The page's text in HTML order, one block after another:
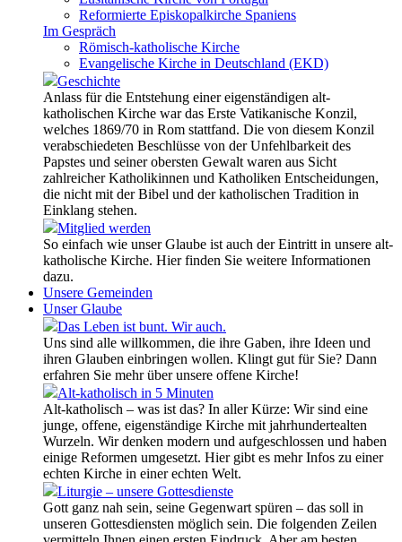
Reformierte Episkopalkirche Spaniens
Im Gespräch
Römisch-katholische Kirche
Evangelische Kirche in Deutschland (EKD)
Geschichte
Anlass für die Entstehung einer eigenständigen alt-
katholischen Kirche war das Erste Vatikanische Konzil,
welches 1869/70 in Rom stattfand. Die von diesem Konzil
verabschiedeten Beschlüsse von der Unfehlbarkeit des
Papstes und seiner obersten Gewalt waren aus Sicht
zahlreicher Katholikinnen und Katholiken Entscheidungen,
die nicht mit der Bibel und der katholischen Tradition in
Einklang stehen.
Mitglied werden
So einfach wie unser Glaube ist auch der Eintritt in unsere alt-
katholische Kirche. Hier finden Sie weitere Informationen
dazu.
Unsere Gemeinden
Unser Glaube
Das Leben ist bunt. Wir auch.
Uns sind alle willkommen, die ihre Gaben, ihre Ideen und
ihren Glauben einbringen wollen. Klingt gut für Sie? Dann
erfahren Sie mehr über unsere offene Kirche!
Alt-katholisch in 5 Minuten
Alt-katholisch – was ist das? In aller Kürze: Wir sind eine
junge, offene, eigenständige Kirche mit jahrhundertealten
Wurzeln. Wir denken modern und aufgeschlossen und haben
einige Reformen umgesetzt. Hier gibt es mehr Infos zu einer
echten Kirche in einer echten Welt.
Liturgie – unsere Gottesdienste
Gott ganz nah sein, seine Gegenwart spüren – das soll in
unseren Gottesdiensten möglich sein. Die folgenden Zeilen